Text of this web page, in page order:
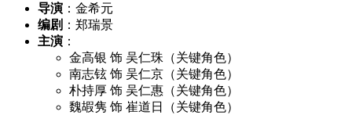
导演 ：金希元
编剧 ：郑瑞景
主演 ：
金高银 饰 吴仁珠（关键角色）
南志铉 饰 吴仁京（关键角色）
朴持厚 饰 吴仁惠（关键角色）
魏嘏隽 饰 崔道日（关键角色）